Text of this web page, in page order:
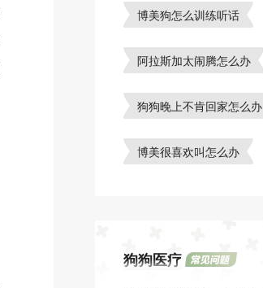
博美狗怎么训练听话
阿拉斯加太闹腾怎么办
狗狗晚上不肯回家怎么办
博美很喜欢叫怎么办
狗狗医疗